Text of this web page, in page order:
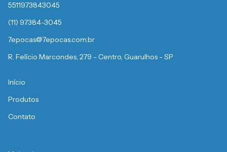
5511973843045
(11) 97384-3045
7epocas@7epocas.com.br
R. Felício Marcondes, 279 - Centro, Guarulhos - SP
Início
Produtos
Contato